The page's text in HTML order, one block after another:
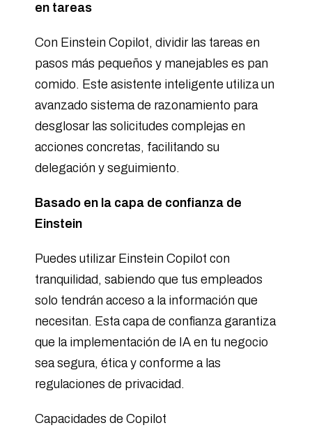
en tareas
Con Einstein Copilot, dividir las tareas en
pasos más pequeños y manejables es pan
comido. Este asistente inteligente utiliza un
avanzado sistema de razonamiento para
desglosar las solicitudes complejas en
acciones concretas, facilitando su
delegación y seguimiento.
Basado en la capa de confianza de
Einstein
Puedes utilizar Einstein Copilot con
tranquilidad, sabiendo que tus empleados
solo tendrán acceso a la información que
necesitan. Esta capa de confianza garantiza
que la implementación de IA en tu negocio
sea segura, ética y conforme a las
regulaciones de privacidad.
Capacidades de Copilot